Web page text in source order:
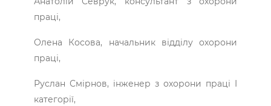
праці,
Олена Косова, начальник відділу охорони
праці,
Руслан Смірнов, інженер з охорони праці I
категорії,